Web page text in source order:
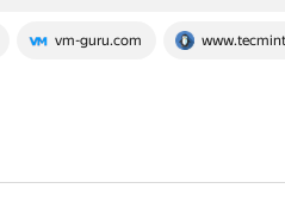
vm-guru.com